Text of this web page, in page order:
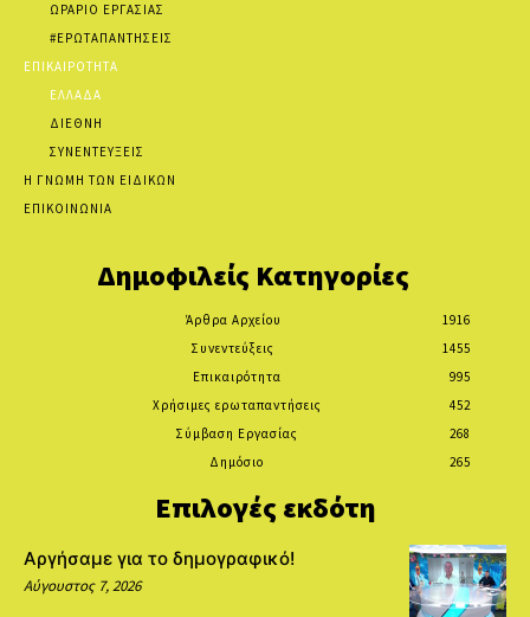
ΩΡΑΡΙΟ ΕΡΓΑΣΙΑΣ
#ΕΡΩΤΑΠΑΝΤΗΣΕΙΣ
ΕΠΙΚΑΙΡΟΤΗΤΑ
ΕΛΛΑΔΑ
ΔΙΕΘΝΗ
ΣΥΝΕΝΤΕΥΞΕΙΣ
Η ΓΝΩΜΗ ΤΩΝ ΕΙΔΙΚΩΝ
ΕΠΙΚΟΙΝΩΝΙΑ
Δημοφιλείς Κατηγορίες
Άρθρα Αρχείου
1916
Συνεντεύξεις
1455
Επικαιρότητα
995
Χρήσιμες ερωταπαντήσεις
452
Σύμβαση Εργασίας
268
Δημόσιο
265
Επιλογές εκδότη
Αργήσαμε για το δημογραφικό!
Αύγουστος 7, 2026